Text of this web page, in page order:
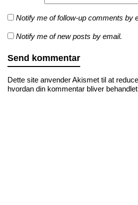
Notify me of follow-up comments by
Notify me of new posts by email.
Dette site anvender Akismet til at
hvordan din kommentar bliver behandlet